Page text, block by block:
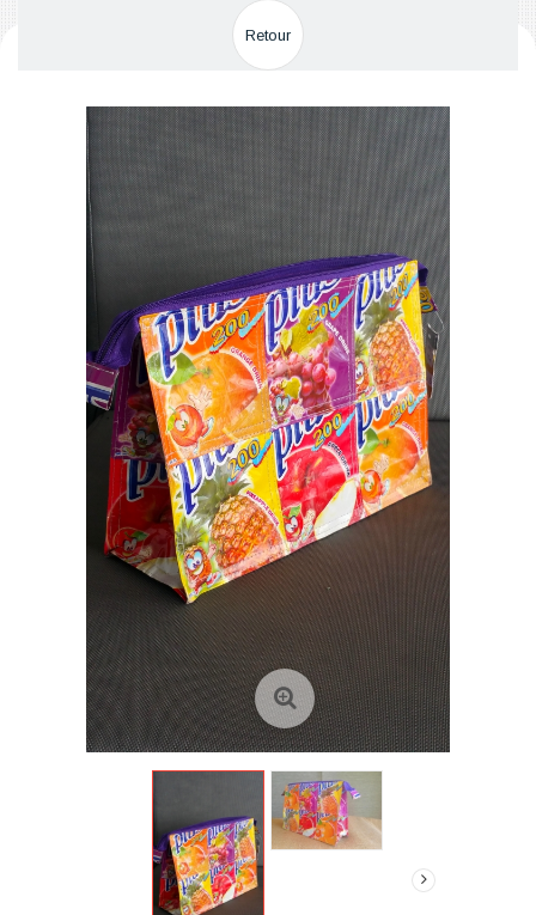
Retour